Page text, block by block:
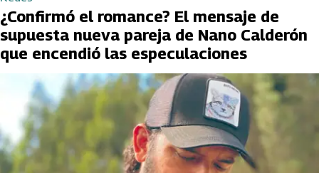
¿Confirmó el romance? El mensaje de
supuesta nueva pareja de Nano Calderón
que encendió las especulaciones